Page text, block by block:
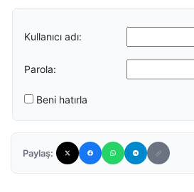
Kullanıcı adı:
Parola:
Beni hatırla
Paylaş: